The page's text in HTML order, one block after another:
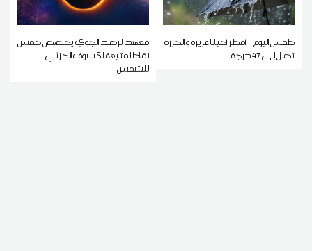
طقس اليوم ...أمطار أحيانا غزيرة و الحرارة
تصل إلى 47 درجة
معهد الرصد الجوي يخصص خمس
نقاط لمتابعة الكسوف الجزئي
للشمس